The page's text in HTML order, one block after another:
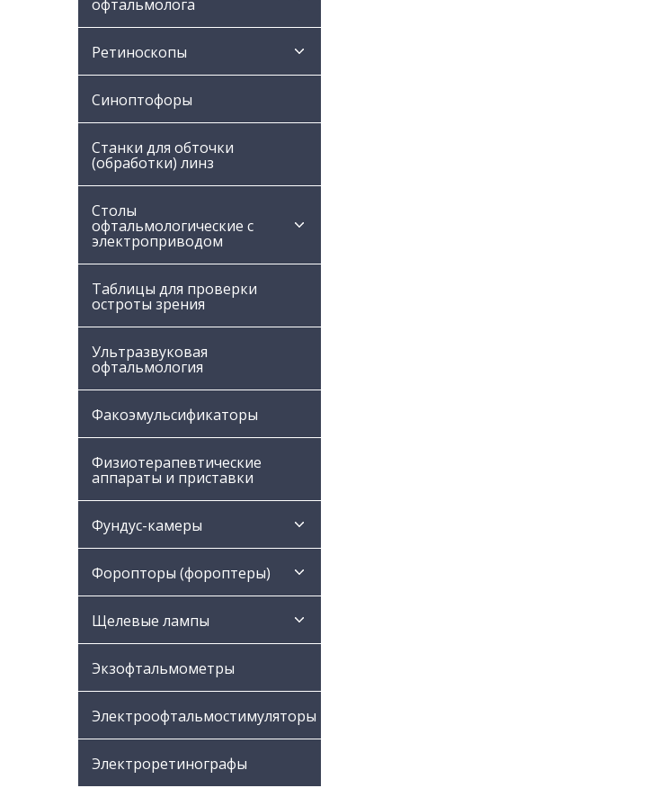
офтальмолога
Ретиноскопы
Синоптофоры
Станки для обточки
(обработки) линз
Столы
офтальмологические с
электроприводом
Таблицы для проверки
остроты зрения
Ультразвуковая
офтальмология
Факоэмульсификаторы
Физиотерапевтические
аппараты и приставки
Фундус-камеры
Форопторы (фороптеры)
Щелевые лампы
Экзофтальмометры
Электроофтальмостимуляторы
Электроретинографы